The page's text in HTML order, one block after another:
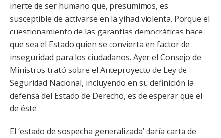
inerte de ser humano que, presumimos, es
susceptible de activarse en la yihad violenta. Porque el
cuestionamiento de las garantías democráticas hace
que sea el Estado quien se convierta en factor de
inseguridad para los ciudadanos. Ayer el Consejo de
Ministros trató sobre el Anteproyecto de Ley de
Seguridad Nacional, incluyendo en su definición la
defensa del Estado de Derecho, es de esperar que el
de éste.
El ‘estado de sospecha generalizada’ daría carta de